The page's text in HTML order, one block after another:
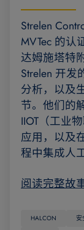
Strelen
MVTec 的认
达姆施塔特
Strelen 开发
分析，以及
节。他们的
IIOT（工业
应用，以及
程中集成人
阅读完整故
HALCON 安